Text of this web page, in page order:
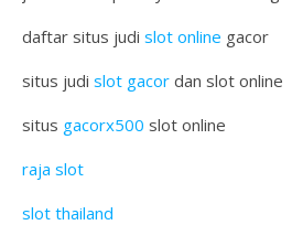
daftar situs judi slot online gacor
situs judi slot gacor dan slot online
situs gacorx500 slot online
raja slot
slot thailand